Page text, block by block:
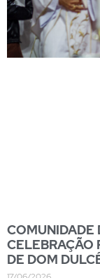
COMUNIDADE
CELEBRAÇÃO
DE DOM